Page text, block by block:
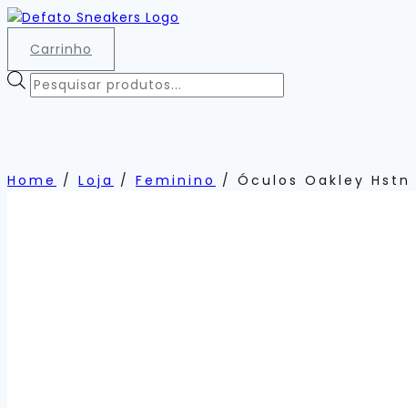
Pular
Conteúdo
Carrinho
Pesquisar
produtos
Home / Loja / Feminino / Óculos Oakley Hstn